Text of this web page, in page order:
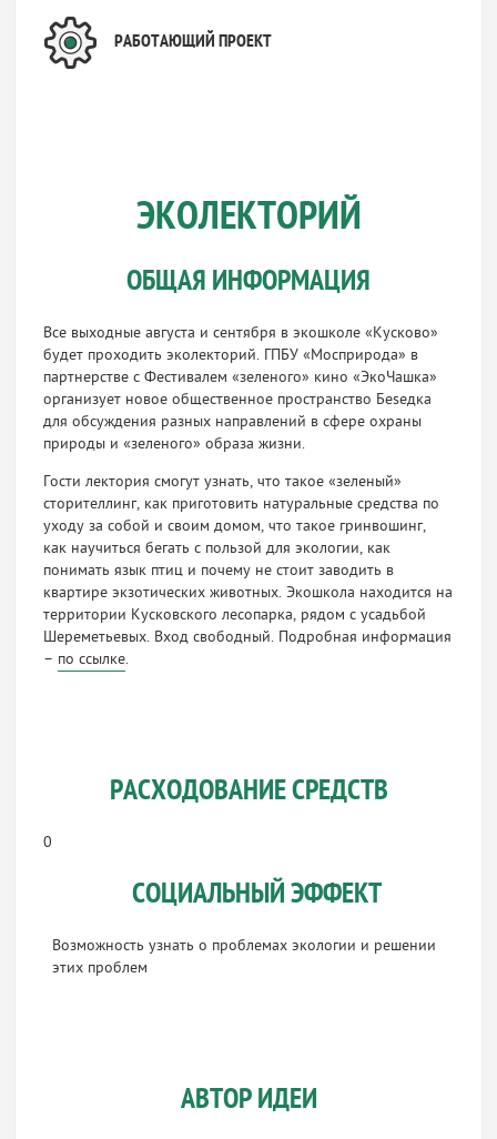
РАБОТАЮЩИЙ ПРОЕКТ
ЭКОЛЕКТОРИЙ
ОБЩАЯ ИНФОРМАЦИЯ
Все выходные августа и сентября в экошколе «Кусково»
будет проходить эколекторий. ГПБУ «Мосприрода» в
партнерстве с Фестивалем «зеленого» кино «ЭкоЧашка»
организует новое общественное пространство Беsедка
для обсуждения разных направлений в сфере охраны
природы и «зеленого» образа жизни.
Гости лектория смогут узнать, что такое «зеленый»
сторителлинг, как приготовить натуральные средства по
уходу за собой и своим домом, что такое гринвошинг,
как научиться бегать с пользой для экологии, как
понимать язык птиц и почему не стоит заводить в
квартире экзотических животных. Экошкола находится на
территории Кусковского лесопарка, рядом с усадьбой
Шереметьевых. Вход свободный. Подробная информация
– по ссылке.
РАСХОДОВАНИЕ СРЕДСТВ
0
СОЦИАЛЬНЫЙ ЭФФЕКТ
Возможность узнать о проблемах экологии и решении
этих проблем
АВТОР ИДЕИ